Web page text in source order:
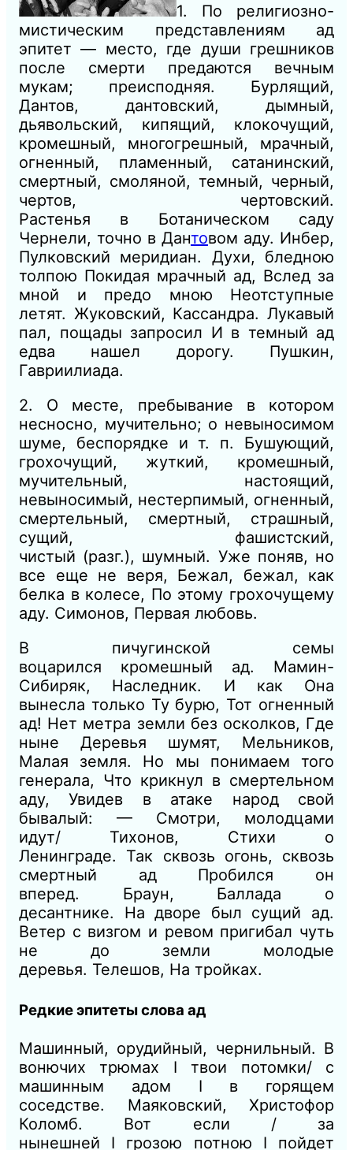
1. По религиозно-
мистическим представлениям ад
эпитет — место, где души грешников
после смерти предаются вечным
мукам; преисподняя. Бурлящий,
Дантов, дантовский, дымный,
дьявольский, кипящий, клокочущий,
кромешный, многогрешный, мрачный,
огненный, пламенный, сатанинский,
смертный, смоляной, темный, черный,
чертов, чертовский.
Растенья в Ботаническом саду
Чернели, точно в Дантовом аду. Инбер,
Пулковский меридиан. Духи, бледною
толпою Покидая мрачный ад, Вслед за
мной и предо мною Неотступные
летят. Жуковский, Кассандра.Лукавый
пал, пощады запросил И в темный ад
едва нашел дорогу. Пушкин,
Гавриилиада.
2. О месте, пребывание в котором
несносно, мучительно; о невыносимом
шуме, беспорядке и т. п. Бушующий,
грохочущий, жуткий, кромешный,
мучительный, настоящий,
невыносимый, нестерпимый, огненный,
смертельный, смертный, страшный,
сущий, фашистский,
чистый (разг.), шумный. Уже поняв, но
все еще не веря, Бежал, бежал, как
белка в колесе, По этому грохочущему
аду. Симонов, Первая любовь.
В пичугинской семы
воцарился кромешный ад. Мамин-
Сибиряк, Наследник. И как Она
вынесла только Ту бурю, Тот огненный
ад! Нет метра земли без осколков, Где
ныне Деревья шумят, Мельников,
Малая земля. Но мы понимаем того
генерала, Что крикнул в смертельном
аду, Увидев в атаке народ свой
бывалый: — Смотри, молодцами
идут/ Тихонов, Стихи о
Ленинграде. Так сквозь огонь, сквозь
смертный ад Пробился он
вперед. Браун, Баллада о
десантнике. На дворе был сущий ад.
Ветер с визгом и ревом пригибал чуть
не до земли молодые
деревья. Телешов, На тройках.
Редкие эпитеты слова ад
Машинный, орудийный, чернильный. В
вонючих трюмах I твои потомки/ с
машинным адом I в горящем
соседстве. Маяковский, Христофор
Коломб. Вот если / за
нынешней I грозою потною I пойдет